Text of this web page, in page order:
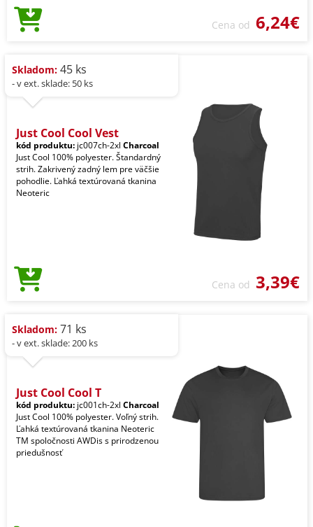
Cena od 6,24€
Skladom: 45 ks
- v ext. sklade: 50 ks
Just Cool Cool Vest
kód produktu: jc007ch-2xl Charcoal
Just Cool 100% polyester. Štandardný
strih. Zakrivený zadný lem pre väčšie
pohodlie. Ľahká textúrovaná tkanina
Neoteric
Cena od 3,39€
Skladom: 71 ks
- v ext. sklade: 200 ks
Just Cool Cool T
kód produktu: jc001ch-2xl Charcoal
Just Cool 100% polyester. Voľný strih.
Ľahká textúrovaná tkanina Neoteric
TM spoločnosti AWDis s prirodzenou
priedušnosť